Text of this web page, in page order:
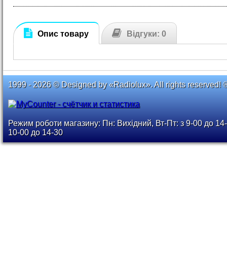
Опис товару Відгуки: 0
1999 - 2026 © Designed by «Radiolux». All rights reserved!
Режим роботи магазину: Пн: Вихідний, Вт-Пт: з 9-00 до
10-00 до 14-30